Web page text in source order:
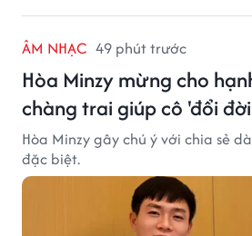
ÂM NHẠC 49 phút trước
Hòa Minzy mừng cho
chàng trai giúp cô 'đổi
Hòa Minzy gây chú ý với chia sẻ
đặc biệt.